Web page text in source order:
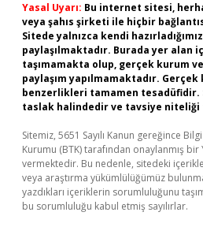
Yasal Uyarı: Bu internet sitesi,
veya şahıs şirketi ile hiçbir
Sitede yalnızca kendi
paylaşılmaktadır. Burada yer alan
taşımamakta olup, gerçek kurum
paylaşım yapılmamaktadır.
benzerlikleri tamamen
taslak halindedir ve tavsiye niteliği
Sitemiz, 5651 Sayılı Kanun gereğince
Kurumu (BTK) tarafından onaylanmış bir
vermektedir. Bu nedenle, sitedeki
veya araştırma yükümlülüğümüz
yazdıkları içeriklerin sorumluluğunu
bu sorumluluğu kabul etmiş sayılırlar.